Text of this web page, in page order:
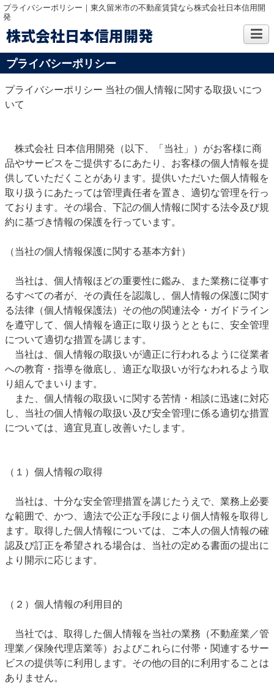
プライバシーポリシー｜東久留米市の不動産賃貸なら株式会社日本信用開
発
株式会社日本信用開発
プライバシーポリシー
プライバシーポリシー 当社の個人情報に関する取扱いにつ
いて
株式会社 日本信用開発（以下、「当社」）がお客様に商
品やサービスをご提供するにあたり、お客様の個人情報を提
供していただくことがあります。提供いただいた個人情報を
取り扱うにあたっては管理責任者を置き、適切な管理を行っ
ております。その場合、下記の個人情報に関する法令及び規
約に基づき情報の保護を行っています。
（当社の個人情報保護に関する基本方針）
当社は、個人情報ほどの重要性に鑑み、また業務に従事す
るすべての者が、その責任を認識し、個人情報の保護に関す
る法律（個人情報保護法）その他の関連法令・ガイドライン
を遵守して、個人情報を適正に取り扱うとともに、安全管理
について適切な措置を講じます。
当社は、個人情報の取扱いが適正に行われるように従業者
への教育・指導を徹底し、適正な取扱いが行なわれるよう取
り組んでまいります。
また、個人情報の取扱いに関する苦情・相談に迅速に対応
し、当社の個人情報の取扱い及び安全管理に係る適切な措置
については、適宜見直し改善いたします。
（１）個人情報の取得
当社は、十分な安全管理措置を講じたうえで、業務上必要
な範囲で、かつ、適法で公正な手段により個人情報を取得し
ます。取得した個人情報については、ご本人の個人情報の確
認及び訂正を希望される場合は、当社の定める書面の提出に
より開示に応じます。
（２）個人情報の利用目的
当社では、取得した個人情報を当社の業務（不動産業／管
理業／保険代理店業等）およびこれらに付帯・関連するサー
ビスの提供等に利用します。その他の目的に利用することは
ありません。